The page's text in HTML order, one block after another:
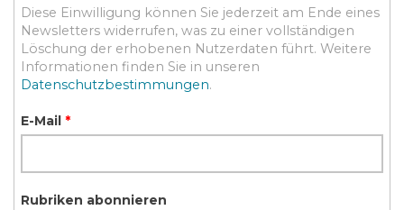
Diese Einwilligung können Sie jederzeit am Ende eines
Newsletters widerrufen, was zu einer vollständigen
Löschung der erhobenen Nutzerdaten führt. Weitere
Informationen finden Sie in unseren
Datenschutzbestimmungen.
E-Mail *
Rubriken abonnieren